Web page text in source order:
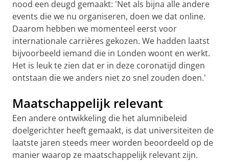
nood een deugd gemaakt: 'Net als bijna alle andere
events die we nu organiseren, doen we dat online.
Daarom hebben we momenteel eerst voor
internationale carrières gekozen. We hadden laatst
bijvoorbeeld iemand die in Londen woont en werkt.
Het is leuk te zien dat er in deze coronatijd dingen
ontstaan die we anders niet zo snel zouden doen.'
Maatschappelijk relevant
Een andere ontwikkeling die het alumnibeleid
doelgerichter heeft gemaakt, is dat universiteiten de
laatste jaren steeds meer worden beoordeeld op de
manier waarop ze maatschappelijk relevant zijn.